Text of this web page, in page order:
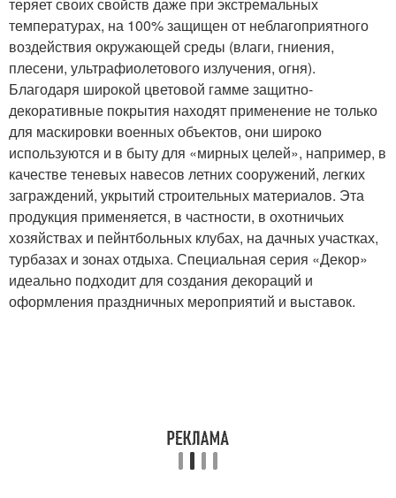
температурах, на 100% защищен от неблагоприятного
воздействия окружающей среды (влаги, гниения,
плесени, ультрафиолетового излучения, огня).
Благодаря широкой цветовой гамме защитно-
декоративные покрытия находят применение не только
для маскировки военных объектов, они широко
используются и в быту для «мирных целей», например, в
качестве теневых навесов летних сооружений, легких
заграждений, укрытий строительных материалов. Эта
продукция применяется, в частности, в охотничьих
хозяйствах и пейнтбольных клубах, на дачных участках,
турбазах и зонах отдыха. Специальная серия «Декор»
идеально подходит для создания декораций и
оформления праздничных мероприятий и выставок.